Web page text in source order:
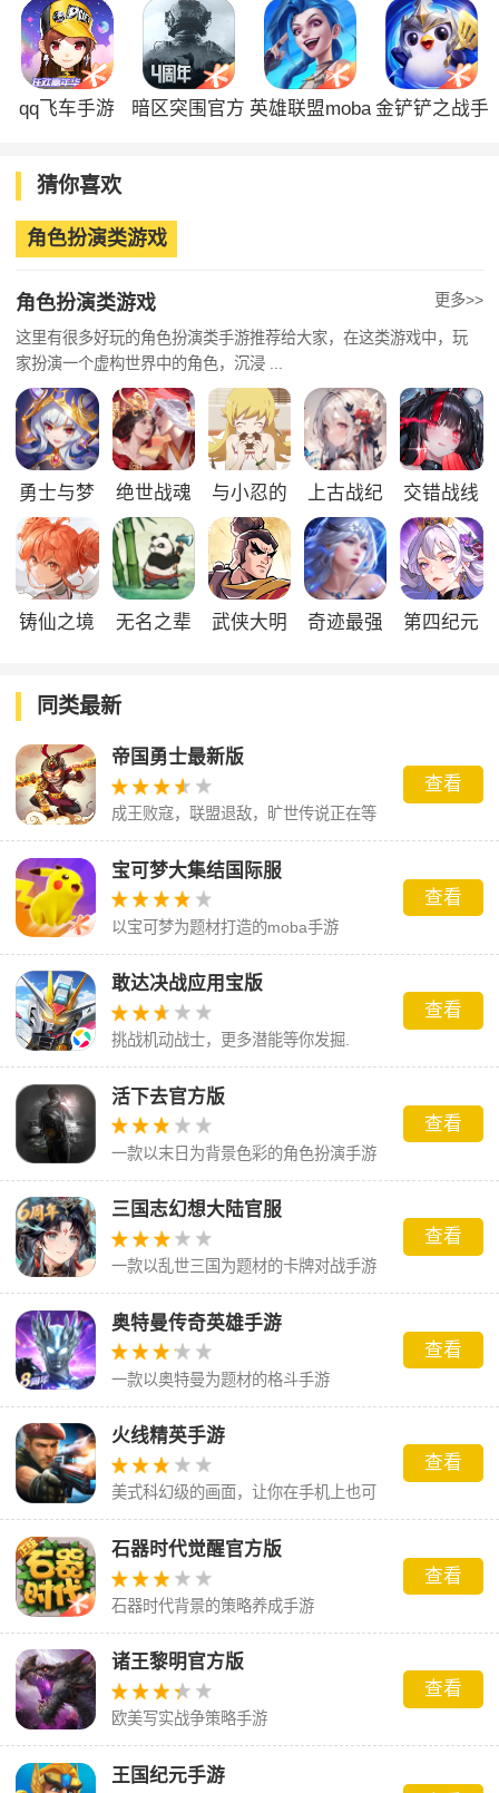
qq飞车手游
暗区突围官方 英雄联盟moba 金铲铲之战手
猜你喜欢
角色扮演类游戏
角色扮演类游戏 更多>>
这里有很多好玩的角色扮演类手游推荐给大家，在这类游戏中，玩
家扮演一个虚构世界中的角色，沉浸 ...
勇士与梦
想大陆
绝世战魂
前传
与小忍的
日子
上古战纪
交错战线
最新版
铸仙之境
无名之辈
武侠大明
奇迹最强
第四纪元
同类最新
帝国勇士最新版
成王败寇，联盟退敌，旷世传说正在等
你来书写
查看
宝可梦大集结国际服
以宝可梦为题材打造的moba手游
查看
敢达决战应用宝版
挑战机动战士，更多潜能等你发掘.
查看
活下去官方版
一款以末日为背景色彩的角色扮演手游
查看
三国志幻想大陆官服
一款以乱世三国为题材的卡牌对战手游
查看
奥特曼传奇英雄手游
一款以奥特曼为题材的格斗手游
查看
火线精英手游
美式科幻级的画面，让你在手机上也可
以体验到机制的枪战乐趣
查看
石器时代觉醒官方版
石器时代背景的策略养成手游
查看
诸王黎明官方版
欧美写实战争策略手游
查看
王国纪元手游